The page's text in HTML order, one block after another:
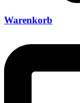
Warenkorb